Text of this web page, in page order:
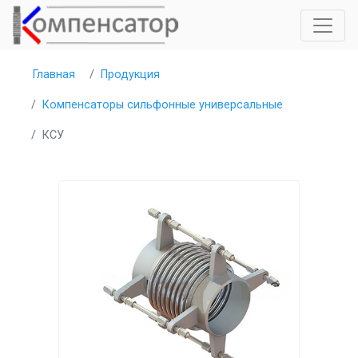
Главная Продукция
Компенсаторы сильфонные универсальные
КСУ